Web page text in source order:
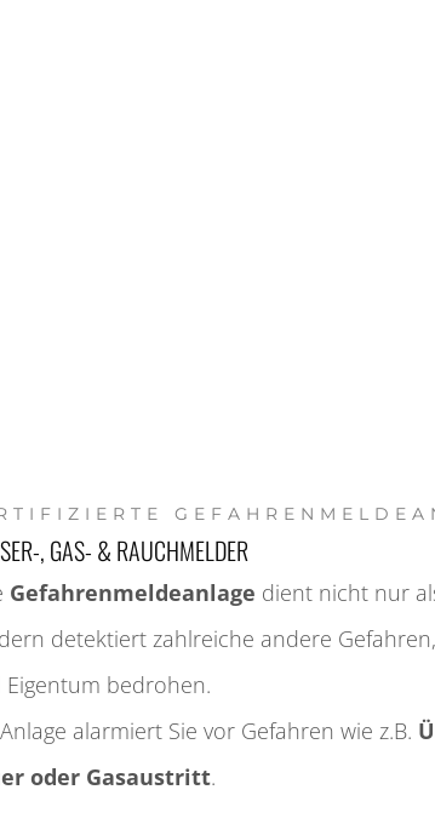
, GAS- & RAUCHMELDER
Gefahrenmelde­anlage dient nicht nur
detektiert zahl­reiche andere
Eigentum bedrohen.
alarmiert Sie vor Gefahren wie z.B.
oder Gas­austritt.